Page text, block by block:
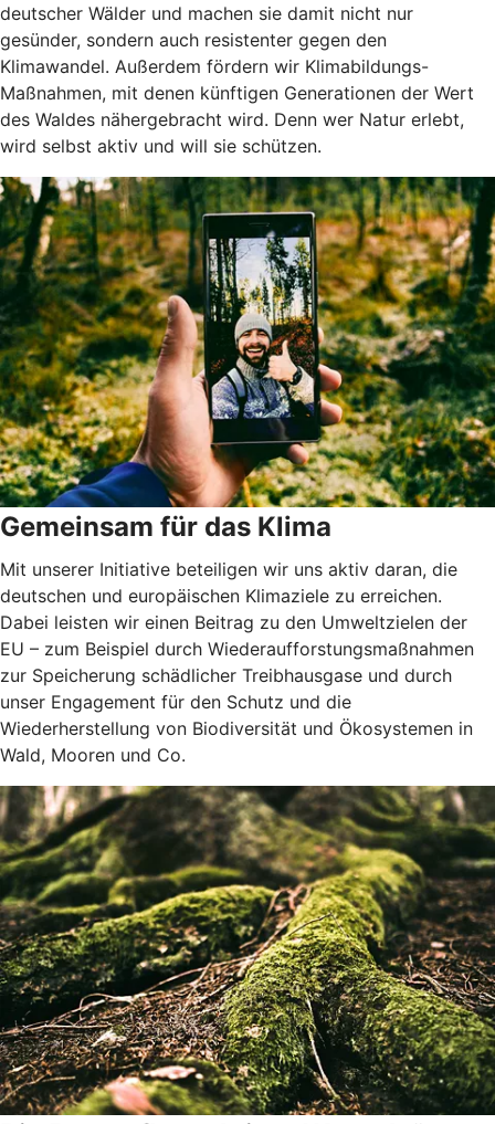
deutscher Wälder und machen sie damit nicht nur
gesünder, sondern auch resistenter gegen den
Klimawandel. Außerdem fördern wir Klimabildungs-
Maßnahmen, mit denen künftigen Generationen der Wert
des Waldes nähergebracht wird. Denn wer Natur erlebt,
wird selbst aktiv und will sie schützen.
Gemeinsam für das Klima
Mit unserer Initiative beteiligen wir uns aktiv daran, die
deutschen und europäischen Klimaziele zu erreichen.
Dabei leisten wir einen Beitrag zu den Umweltzielen der
EU – zum Beispiel durch Wiederaufforstungsmaßnahmen
zur Speicherung schädlicher Treibhausgase und durch
unser Engagement für den Schutz und die
Wiederherstellung von Biodiversität und Ökosystemen in
Wald, Mooren und Co.